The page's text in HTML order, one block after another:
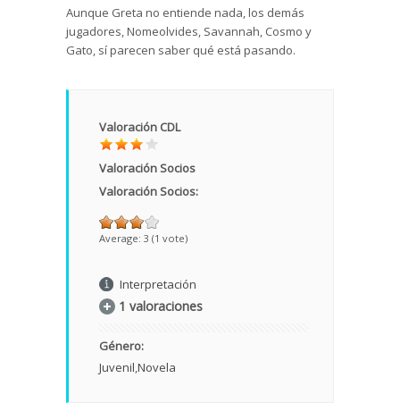
Aunque Greta no entiende nada, los demás
jugadores, Nomeolvides, Savannah, Cosmo y
Gato, sí parecen saber qué está pasando.
Valoración CDL
Valoración Socios
Valoración Socios:
Average: 3 (1 vote)
Interpretación
1 valoraciones
Género:
Juvenil Novela